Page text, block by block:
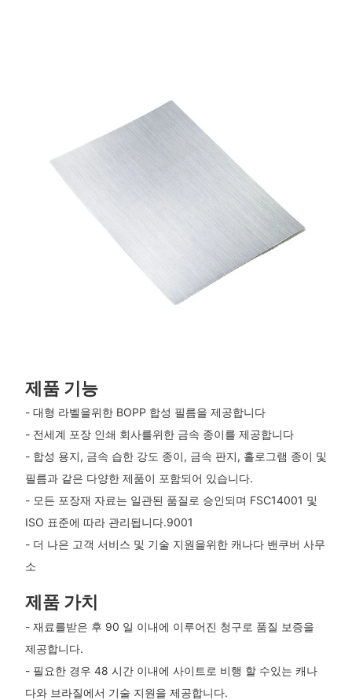
제품 기능
- 대형 라벨을위한 BOPP 합성 필름을 제공합니다
- 전세계 포장 인쇄 회사를위한 금속 종이를 제공합니다
- 합성 용지, 금속 습한 강도 종이, 금속 판지, 홀로그램 종이 및
필름과 같은 다양한 제품이 포함되어 있습니다.
- 모든 포장재 자료는 일관된 품질로 승인되며 FSC14001 및
ISO 표준에 따라 관리됩니다.9001
- 더 나은 고객 서비스 및 기술 지원을위한 캐나다 밴쿠버 사무
소
제품 가치
- 재료를받은 후 90 일 이내에 이루어진 청구로 품질 보증을
제공합니다.
- 필요한 경우 48 시간 이내에 사이트로 비행 할 수있는 캐나
다와 브라질에서 기술 지원을 제공합니다.